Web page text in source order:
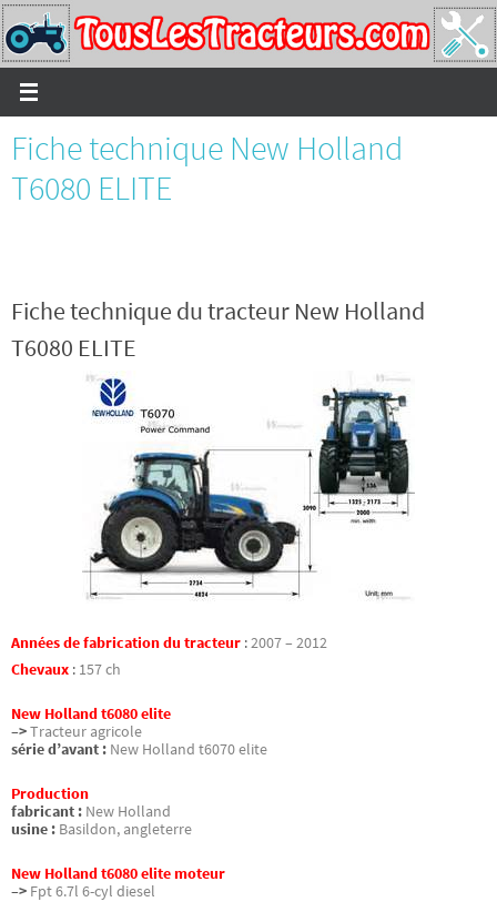
Passer
vers
le
contenu
Fiche technique New Holland
T6080 ELITE
Fiche technique du tracteur New Holland
T6080 ELITE
Années de fabrication du tracteur :2007 – 2012
Chevaux : 157 ch
New Holland t6080 elite
–>Tracteur agricole
série d’avant : New Holland t6070 elite
Production
fabricant : New Holland
usine : Basildon, angleterre
New Holland t6080 elite moteur
–> Fpt 6.7l 6-cyl diesel